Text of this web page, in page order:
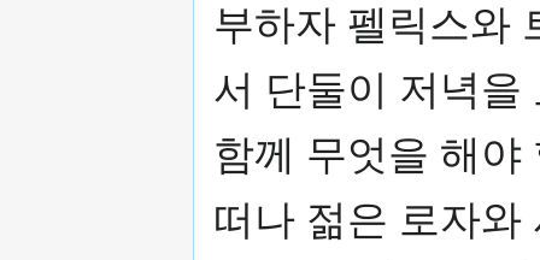
부하자 펠릭스와
서 단둘이 저녁을
함께 무엇을 해야
떠나 젊은 로자와